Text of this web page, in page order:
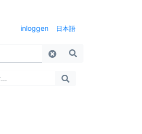
inloggen 日本語